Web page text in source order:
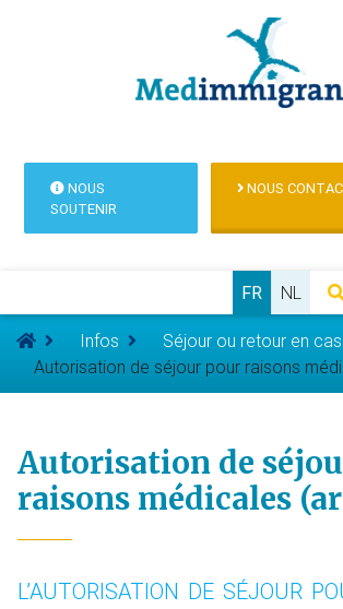
NOUS
SOUTENIR
NOUS
FR NL
Infos
Séjour ou retour en
Autorisation de séjour pour raisons
Autorisation de
raisons médicales
L’AUTORISATION DE SÉJOUR